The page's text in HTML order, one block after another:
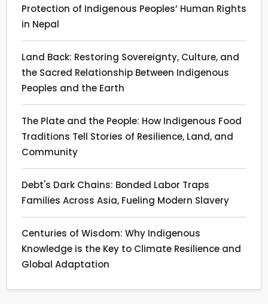
Protection of Indigenous Peoples’ Human Rights
in Nepal
Land Back: Restoring Sovereignty, Culture, and
the Sacred Relationship Between Indigenous
Peoples and the Earth
The Plate and the People: How Indigenous Food
Traditions Tell Stories of Resilience, Land, and
Community
Debt's Dark Chains: Bonded Labor Traps
Families Across Asia, Fueling Modern Slavery
Centuries of Wisdom: Why Indigenous
Knowledge is the Key to Climate Resilience and
Global Adaptation